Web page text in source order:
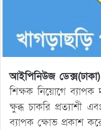
আইপিনিউজ
শিক্ষক নিয়োগে ব্যাপক
ক্ষুব্ধ চাকরি প্রত্যাশী
ব্যাপক ক্ষোভ প্রকাশ